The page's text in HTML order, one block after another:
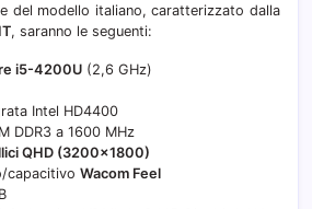
del modello italiano, caratterizzato dalla
, saranno le seguenti:
i5-4200U (2,6 GHz)
Intel HD4400
DDR3 a 1600 MHz
QHD (3200×1800)
capacitivo Wacom Feel